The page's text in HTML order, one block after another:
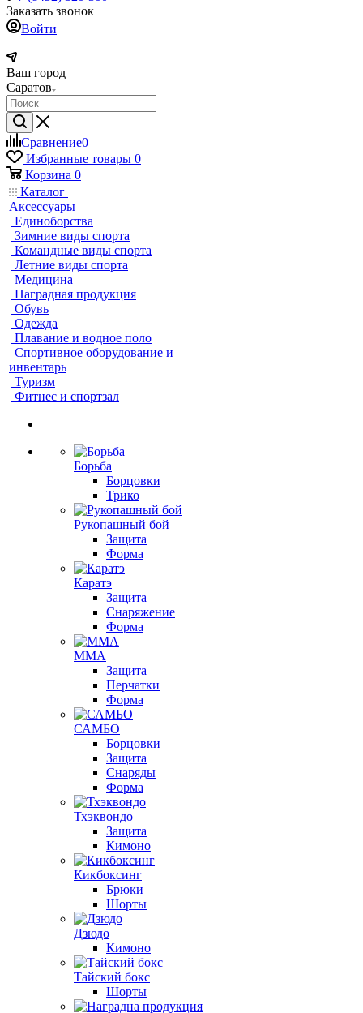
Заказать звонок
Войти
Ваш город
Саратов
Сравнение0
Избранные товары 0
Корзина 0
Каталог
Аксессуары
Единоборства
Зимние виды спорта
Командные виды спорта
Летние виды спорта
Медицина
Наградная продукция
Обувь
Одежда
Плавание и водное поло
Спортивное оборудование и
инвентарь
Туризм
Фитнес и спортзал
Борьба
Борцовки
Трико
Рукопашный бой
Защита
Форма
Каратэ
Защита
Снаряжение
Форма
ММА
Защита
Перчатки
Форма
САМБО
Борцовки
Защита
Снаряды
Форма
Тхэквондо
Защита
Кимоно
Кикбоксинг
Брюки
Шорты
Дзюдо
Кимоно
Тайский бокс
Шорты